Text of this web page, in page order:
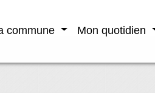
commune Mon quotidien